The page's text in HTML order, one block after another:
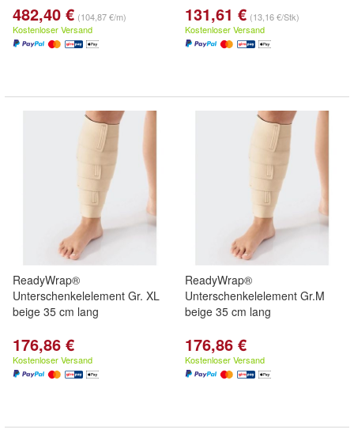
482,40 € (104,87 €/m)
Kostenloser Versand
131,61 € (13,16 €/Stk)
Kostenloser Versand
ReadyWrap®
Unterschenkelelement Gr. XL
beige 35 cm lang
176,86 €
Kostenloser Versand
ReadyWrap®
Unterschenkelelement Gr.M
beige 35 cm lang
176,86 €
Kostenloser Versand